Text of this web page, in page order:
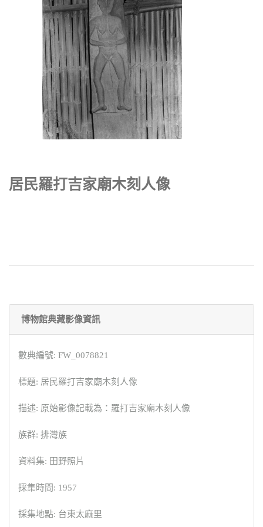
居民羅打吉家廟木刻人像
博物館典藏影像資訊
數典編號: FW_0078821
標題: 居民羅打吉家廟木刻人像
描述: 原始影像記載為：羅打吉家廟木刻人像
族群: 排灣族
資料集: 田野照片
採集時間: 1957
採集地點: 台東太麻里